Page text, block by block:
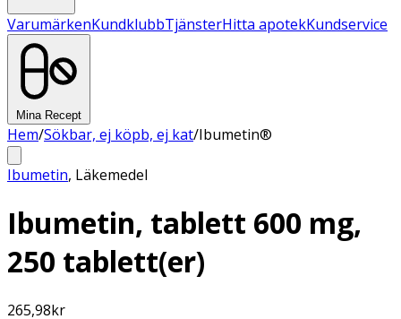
VarumärkenKundklubbTjänsterHitta apotekKundservice
Mina Recept
Hem/Sökbar, ej köpb, ej kat/Ibumetin®
Ibumetin, Läkemedel
Ibumetin, tablett 600 mg,
250 tablett(er)
265,98kr